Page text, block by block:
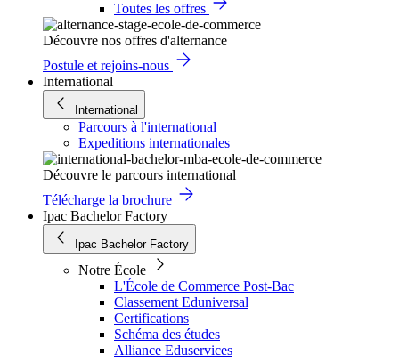
Toutes les offres
Découvre nos offres d'alternance
Postule et rejoins-nous
International
International
Parcours à l'international
Expeditions internationales
Découvre le parcours international
Télécharge la brochure
Ipac Bachelor Factory
Ipac Bachelor Factory
Notre École
L'École de Commerce Post-Bac
Classement Eduniversal
Certifications
Schéma des études
Alliance Eduservices